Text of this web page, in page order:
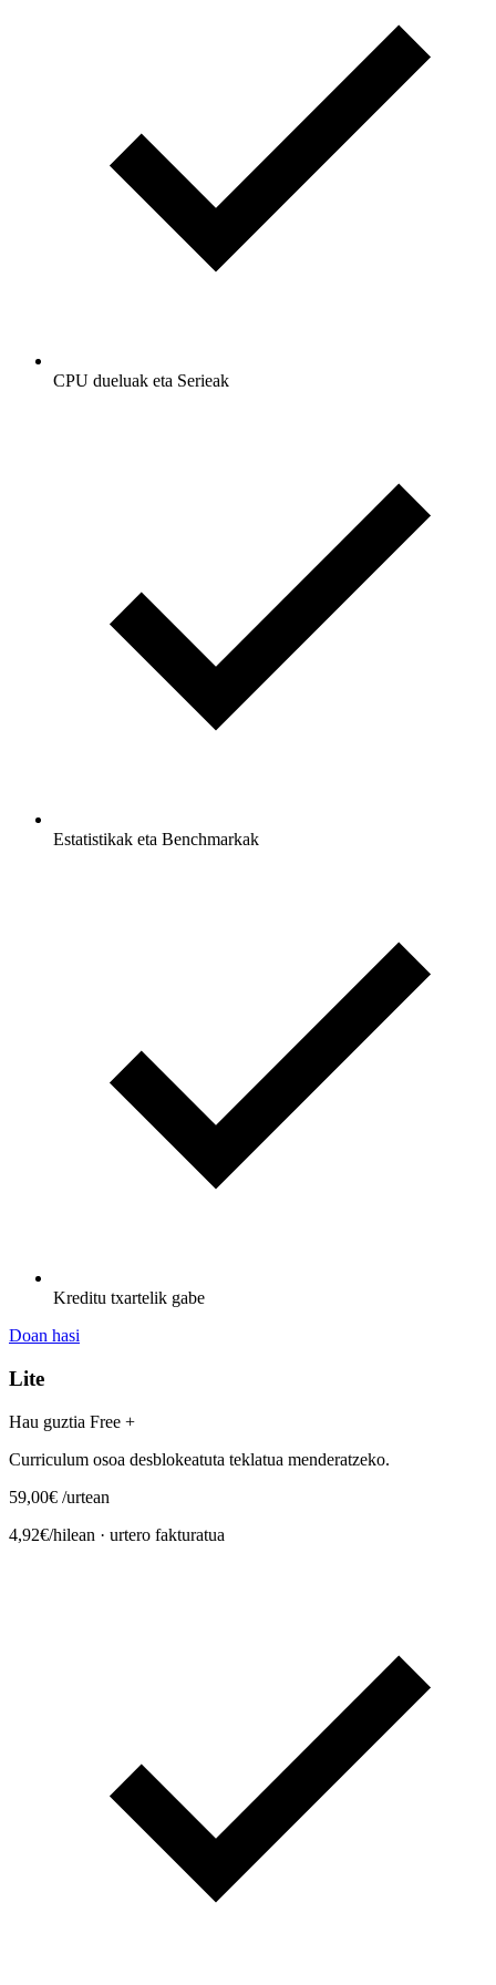
CPU dueluak eta Serieak
Estatistikak eta Benchmarkak
Kreditu txartelik gabe
Doan hasi
Lite
Hau guztia Free +
Curriculum osoa desblokeatuta teklatua menderatzeko.
59,00€ /urtean
4,92€/hilean · urtero fakturatua